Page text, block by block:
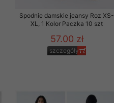
Spodnie damskie jeansy Roz XS-
XL, 1 Kolor Paczka 10 szt
57.00 zł
szczegóły